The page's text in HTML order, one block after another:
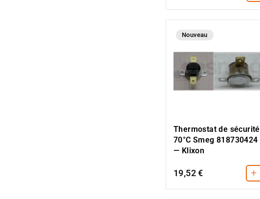
Nouveau
Thermostat de sécurité
70°C Smeg 818730424
— Klixon
19,52 € +